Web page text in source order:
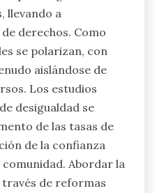
llevando a
derechos. Como
se polarizan, con
aislándose de
Los estudios
desigualdad se
de las tasas de
de la confianza
Abordar la
través de reformas